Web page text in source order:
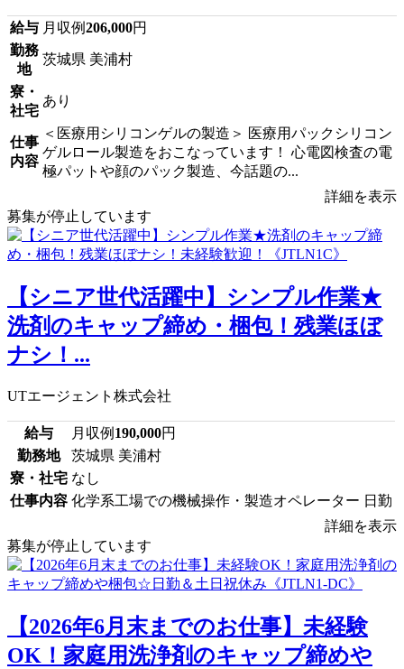
給与 月収例206,000円
勤務
地
茨城県 美浦村
寮・
社宅
あり
仕事
内容
＜医療用シリコンゲルの製造＞ 医療用パックシリコン
ゲルロール製造をおこなっています！ 心電図検査の電
極パットや顔のパック製造、今話題の...
詳細を表示
募集が停止しています
【シニア世代活躍中】シンプル作業★
洗剤のキャップ締め・梱包！残業ほぼ
ナシ！...
UTエージェント株式会社
給与 月収例 190,000円
勤務地
茨城県 美浦村
寮・社宅 なし
仕事内容 化学系工場での機械操作・製造オペレーター 日勤
詳細を表示
募集が停止しています
【2026年6月末までのお仕事】未経験
OK！家庭用洗浄剤のキャップ締めや